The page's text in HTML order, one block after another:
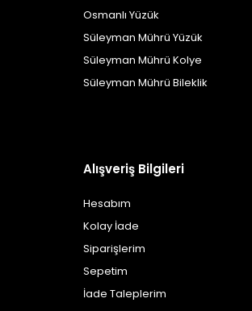
Osmanlı Yüzük
Süleyman Mührü Yüzük
Süleyman Mührü Kolye
Süleyman Mührü Bileklik
Alışveriş Bilgileri
Hesabım
Kolay İade
Siparişlerim
Sepetim
İade Taleplerim